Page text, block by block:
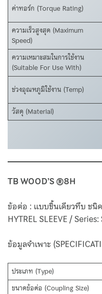
ค่าทอร์ก (Torque Rating)
ความเร็วสูงสุด (Maximum
Speed)
ความเหมาะสมในการใช้งาน
(Suitable For Use With)
ช่วงอุณหภูมิใช้งาน (Temp)
วัสดุ (Material)
TB WOOD’S ®8H
ข้อต่อ : แบบชิ้นเดียวทึบ ชนิ
HYTREL SLEEVE /
ข้อมูลจำเพาะ
ประเภท (Type)
ขนาดข้อต่อ (Coupling Size)